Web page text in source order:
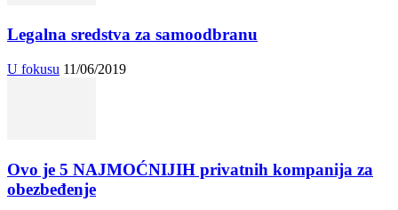
Legalna sredstva za samoodbranu
U fokusu 11/06/2019
Ovo je 5 NAJMOĆNIJIH privatnih kompanija za
obezbeđenje